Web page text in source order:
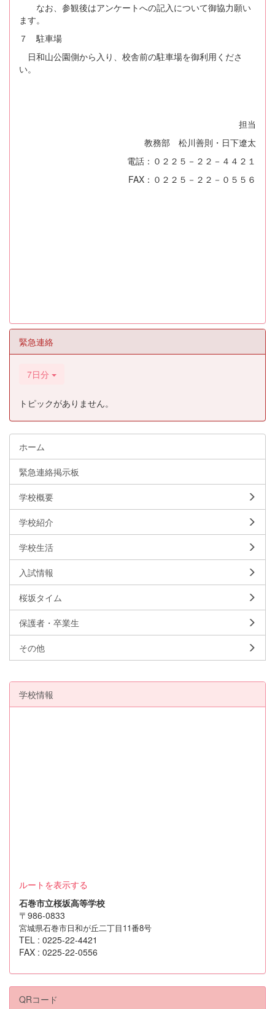
なお、参観後はアンケートへの記入について御協力願い
ます。
７ 駐車場
日和山公園側から入り、校舎前の駐車場を御利用くださ
い。
担当
教務部 松川善則・日下遼太
電話：０２２５－２２－４４２１
FAX：０２２５－２２－０５５６
緊急連絡
7日分
トピックがありません。
ホーム
緊急連絡掲示板
学校概要
学校紹介
学校生活
入試情報
桜坂タイム
保護者・卒業生
その他
学校情報
ルートを表示する
石巻市立桜坂高等学校
〒986-0833
宮城県石巻市日和が丘二丁目11番8号
TEL : 0225-22-4421
FAX : 0225-22-0556
QRコード